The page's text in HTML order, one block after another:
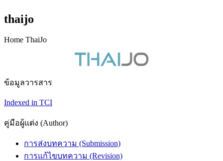
thaijo
Home ThaiJo
ข้อมูลวารสาร
Indexed in TCI
คู่มือผู้แต่ง (Author)
การส่งบทความ (Submission)
การแก้ไขบทความ (Revision)